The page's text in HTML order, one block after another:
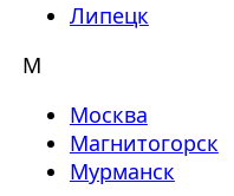
Липецк
М
Москва
Магнитогорск
Мурманск